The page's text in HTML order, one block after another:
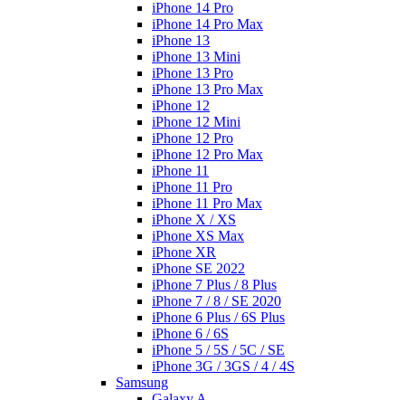
iPhone 14 Pro
iPhone 14 Pro Max
iPhone 13
iPhone 13 Mini
iPhone 13 Pro
iPhone 13 Pro Max
iPhone 12
iPhone 12 Mini
iPhone 12 Pro
iPhone 12 Pro Max
iPhone 11
iPhone 11 Pro
iPhone 11 Pro Max
iPhone X / XS
iPhone XS Max
iPhone XR
iPhone SE 2022
iPhone 7 Plus / 8 Plus
iPhone 7 / 8 / SE 2020
iPhone 6 Plus / 6S Plus
iPhone 6 / 6S
iPhone 5 / 5S / 5C / SE
iPhone 3G / 3GS / 4 / 4S
Samsung